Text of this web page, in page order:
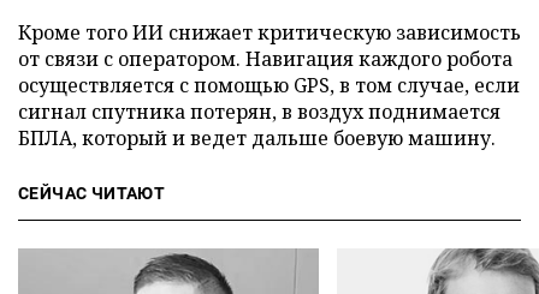
Кроме того ИИ снижает критическую зависимость
от связи с оператором. Навигация каждого робота
осуществляется с помощью GPS, в том случае, если
сигнал спутника потерян, в воздух поднимается
БПЛА, который и ведет дальше боевую машину.
СЕЙЧАС ЧИТАЮТ